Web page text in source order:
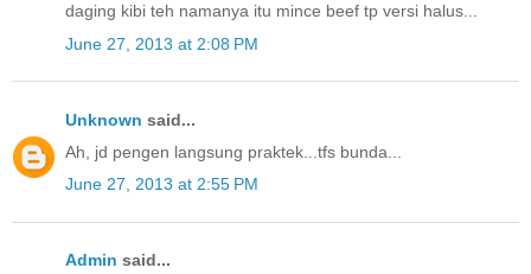
daging kibi teh namanya itu mince beef tp versi halus...
June 27, 2013 at 2:08 PM
Unknown said...
Ah, jd pengen langsung praktek...tfs bunda...
June 27, 2013 at 2:55 PM
Admin said...